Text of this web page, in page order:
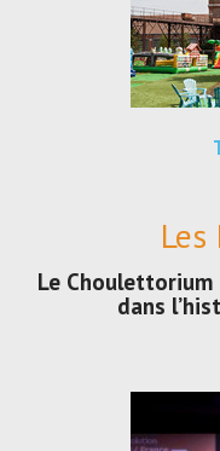
Le Choulettorium
dans